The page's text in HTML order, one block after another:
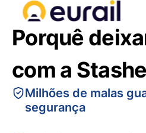
Porquê
com a
Milhões de malas
segurança